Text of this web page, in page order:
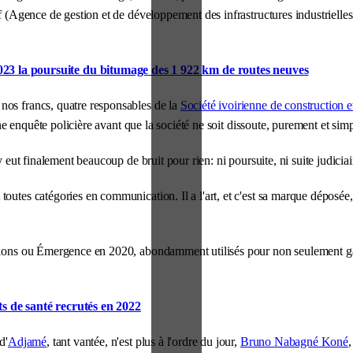
(Agence de gestion et de développement des infrastructures
la poursuite du bitumage des 1 922 km de routes neuves
francs, quatre responsables de la Société ivoirienne de construction
policière avant que la société ne soit dissoute, purement et
finalement beaucoup de bruit pour rien: ni poursuite, ni suite
catégories en communication. Il a l'art, et c'est sa marque
ou Émergence en 2020, abondamment utilisés pour non seulement
de santé recrutés en 2022
Adjamé, tant vantée, n'est plus à l'ordre du jour, Bruno Nabagné Koné